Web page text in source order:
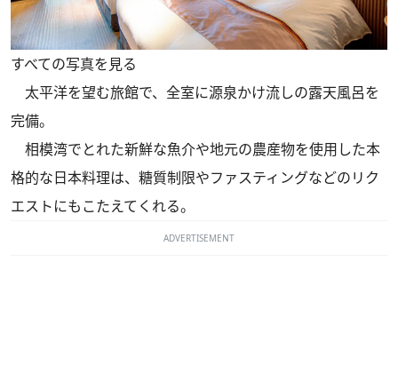
すべての写真を見る
太平洋を望む旅館で、全室に源泉かけ流しの露天風呂を
完備。
相模湾でとれた新鮮な魚介や地元の農産物を使用した本
格的な日本料理は、糖質制限やファスティングなどのリク
エストにもこたえてくれる。
ADVERTISEMENT